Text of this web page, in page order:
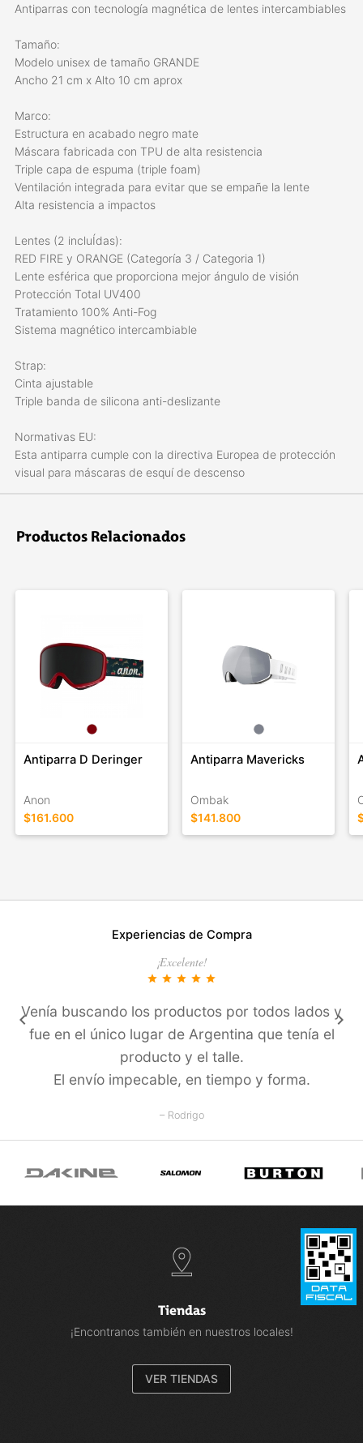
Antiparras con tecnología magnética de lentes intercambiables
Tamaño:
Modelo unisex de tamaño GRANDE
Ancho 21 cm x Alto 10 cm aprox
Marco:
Estructura en acabado negro mate
Máscara fabricada con TPU de alta resistencia
Triple capa de espuma (triple foam)
Ventilación integrada para evitar que se empañe la lente
Alta resistencia a impactos
Lentes (2 incluÍdas):
RED FIRE y ORANGE (Categoría 3 / Categoria 1)
Lente esférica que proporciona mejor ángulo de visión
Protección Total UV400
Tratamiento 100% Anti-Fog
Sistema magnético intercambiable
Strap:
Cinta ajustable
Triple banda de silicona anti-deslizante
Normativas EU:
Esta antiparra cumple con la directiva Europea de protección
visual para máscaras de esquí de descenso
para el limpiado de la lente.
Productos Relacionados
Antiparra D Deringer
Anon
$161.600
Antiparra Mavericks
Ombak
$141.800
Experiencias de Compra
¡Excelente!
star star star star star
Venía buscando los productos por todos lados y
fue en el único lugar de Argentina que tení­a el
producto y el talle.
El enví­o impecable, en tiempo y forma.
– Rodrigo
keyboard_arrow_left keyboard_arrow_right
Tiendas
¡Encontranos también en nuestros locales!
VER TIENDAS